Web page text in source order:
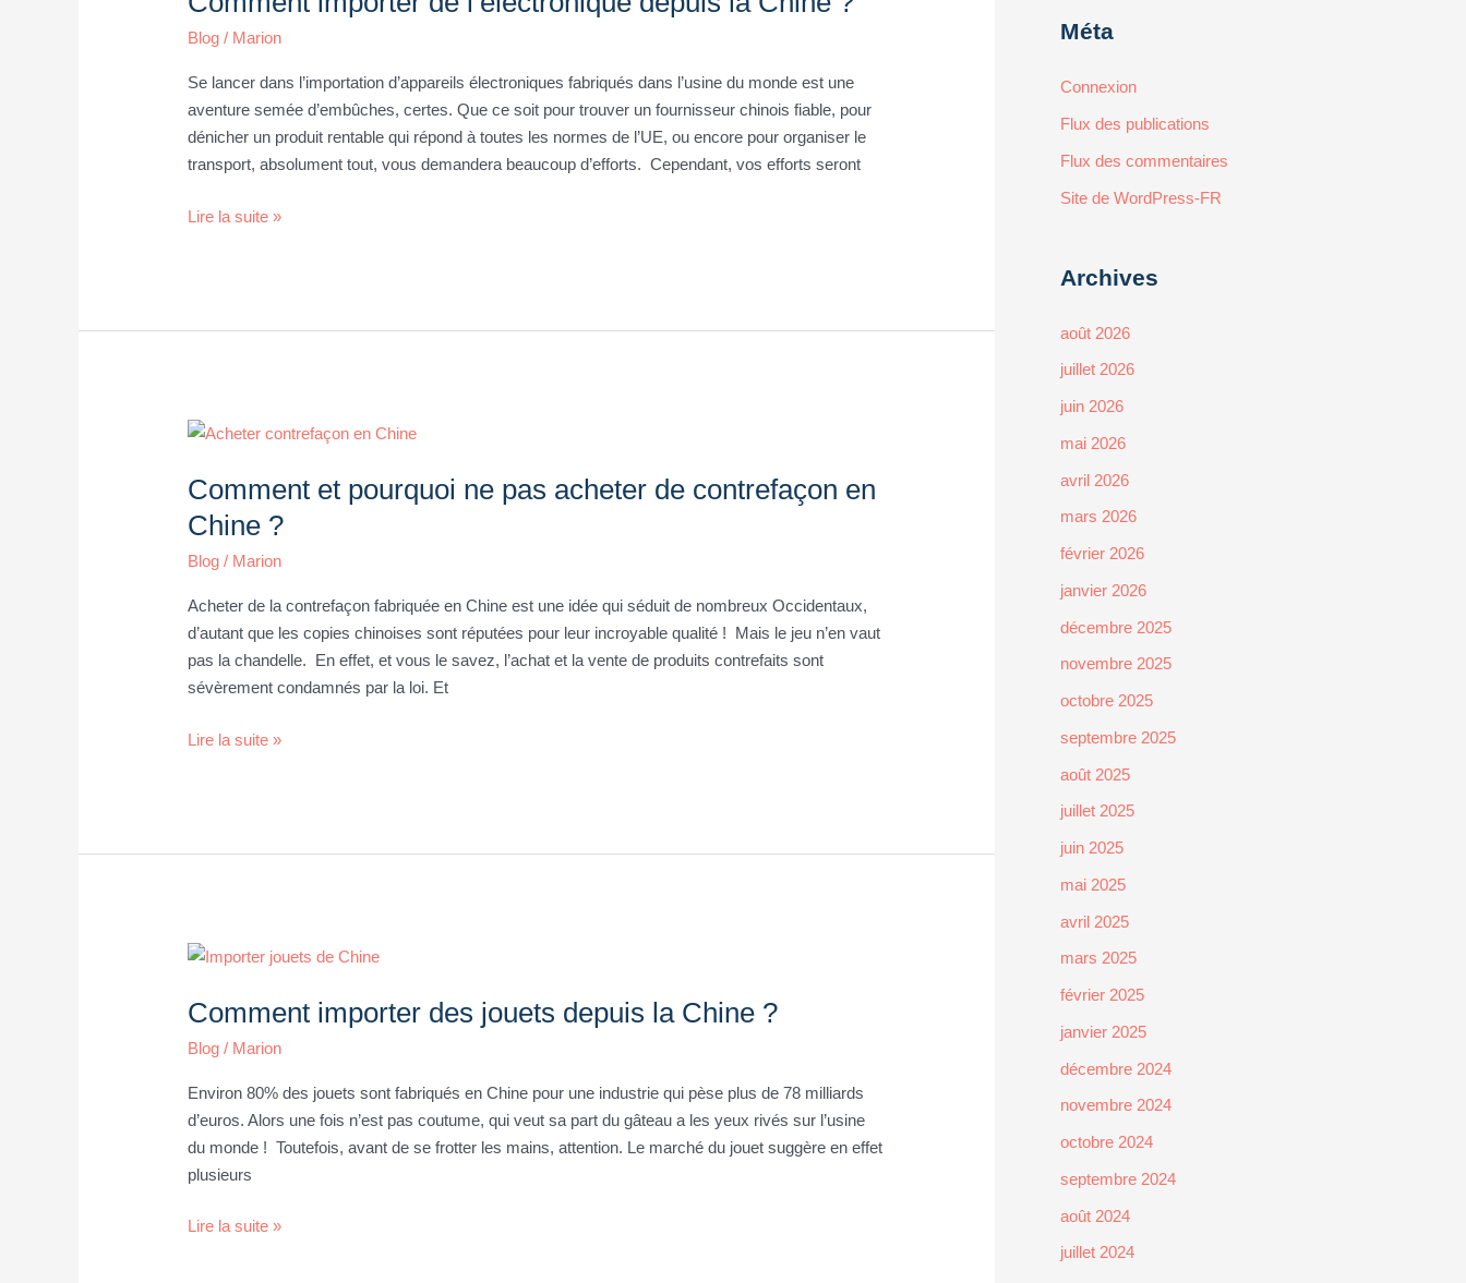
Blog / Marion
Se lancer dans l’importation d’appareils électroniques fabriqués dans l’usine du monde est une
aventure semée d’embûches, certes. Que ce soit pour trouver un fournisseur chinois fiable, pour
dénicher un produit rentable qui répond à toutes les normes de l’UE, ou encore pour organiser le
transport, absolument tout, vous demandera beaucoup d’efforts. Cependant, vos efforts seront
depuis
la
Chine
?
Lire la suite »
Comment et pourquoi ne pas acheter de contrefaçon en
Chine ?
Blog / Marion
Acheter de la contrefaçon fabriquée en Chine est une idée qui séduit de nombreux Occidentaux,
d’autant que les copies chinoises sont réputées pour leur incroyable qualité ! Mais le jeu n’en vaut
pas la chandelle. En effet, et vous le savez, l’achat et la vente de produits contrefaits sont
sévèrement condamnés par la loi. Et
Comment
pourquoi
ne
pas
acheter
Lire la suite »
Comment importer des jouets depuis la Chine ?
Blog / Marion
Environ 80% des jouets sont fabriqués en Chine pour une industrie qui pèse plus de 78 milliards
d’euros. Alors une fois n’est pas coutume, qui veut sa part du gâteau a les yeux rivés sur l’usine
du monde ! Toutefois, avant de se frotter les mains, attention. Le marché du jouet suggère en effet
plusieurs
Comment
des
depuis
la
Chine
?
Lire la suite »
Méta
Connexion
Flux des publications
Flux des commentaires
Site de WordPress-FR
Archives
août 2026
juillet 2026
juin 2026
mai 2026
avril 2026
mars 2026
février 2026
janvier 2026
décembre 2025
novembre 2025
octobre 2025
septembre 2025
août 2025
juillet 2025
juin 2025
mai 2025
avril 2025
mars 2025
février 2025
janvier 2025
décembre 2024
novembre 2024
octobre 2024
septembre 2024
août 2024
juillet 2024